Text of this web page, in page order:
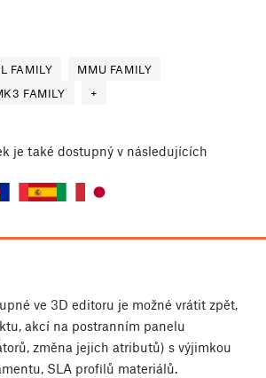
FAMILY
MMU FAMILY
FAMILY +
je také dostupný v následujících
ve 3D editoru je možné vrátit zpět,
akcí na postranním panelu
změna jejich atributů) s výjimkou
SLA profilů materiálů.